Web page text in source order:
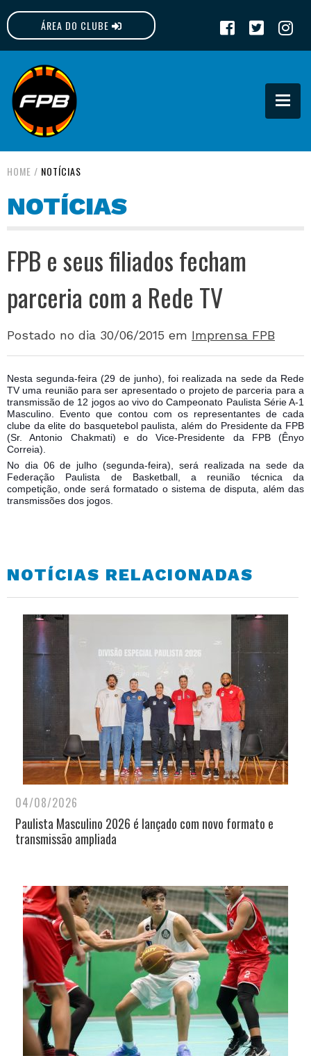
ÁREA DO CLUBE
FPB
HOME / NOTÍCIAS
NOTÍCIAS
FPB e seus filiados fecham
parceria com a Rede TV
Postado no dia 30/06/2015 em Imprensa FPB
Nesta segunda-feira (29 de junho), foi realizada na sede da Rede
TV uma reunião para ser apresentado o projeto de parceria para a
transmissão de 12 jogos ao vivo do Campeonato Paulista Série A-1
Masculino. Evento que contou com os representantes de cada
clube da elite do basquetebol paulista, além do Presidente da FPB
(Sr. Antonio Chakmati) e do Vice-Presidente da FPB (Ênyo
Correia).
No dia 06 de julho (segunda-feira), será realizada na sede da
Federação Paulista de Basketball, a reunião técnica da
competição, onde será formatado o sistema de disputa, além das
transmissões dos jogos.
NOTÍCIAS RELACIONADAS
04/08/2026
Paulista Masculino 2026 é lançado com novo formato e
transmissão ampliada